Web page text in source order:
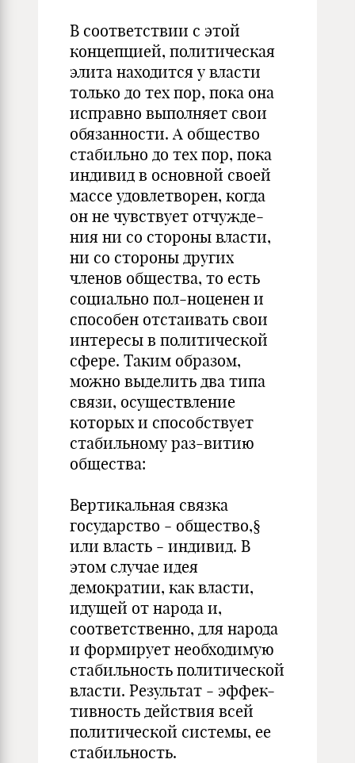
В соответствии с этой
концепцией, политическая
элита находится у власти
только до тех пор, пока она
исправно выполняет свои
обязанности. А общество
стабильно до тех пор, пока
индивид в основной своей
массе удовлетворен, когда
он не чувствует отчужде-
ния ни со стороны власти,
ни со стороны других
членов общества, то есть
социально пол-ноценен и
способен отстаивать свои
интересы в политической
сфере. Таким образом,
можно выделить два типа
связи, осуществление
которых и способствует
стабильному раз-витию
общества:
Вертикальная связка
государство - общество,§
или власть - индивид. В
этом случае идея
демократии, как власти,
идущей от народа и,
соответственно, для народа
и формирует необходимую
стабильность политической
власти. Результат - эффек-
тивность действия всей
политической системы, ее
стабильность.